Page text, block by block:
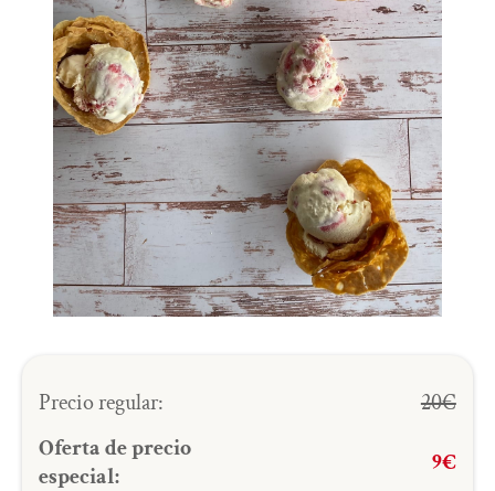
Precio regular:
20€
Oferta de precio
especial:
9€